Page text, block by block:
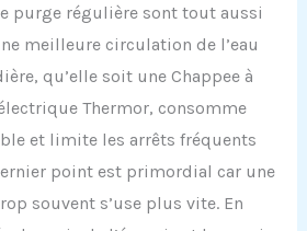
purge régulière sont tout aussi
meilleure circulation de l’eau
qu’elle soit une Chappee à
Thermor, consomme
et limite les arrêts fréquents
point est primordial car une
souvent s’use plus vite. En